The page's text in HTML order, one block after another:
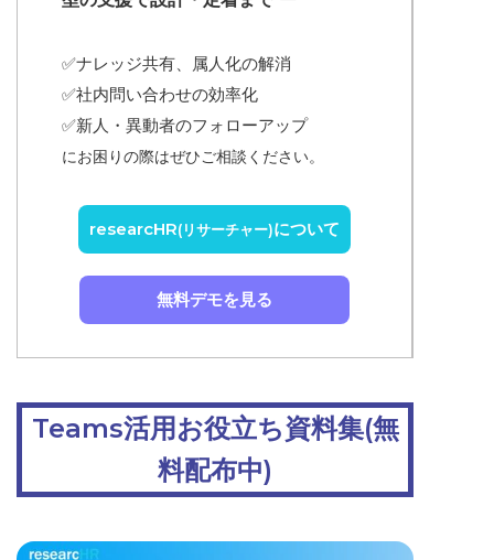
✅ナレッジ共有、属人化の解消
✅社内問い合わせの効率化
✅新人・異動者のフォローアップ
にお困りの際はぜひご相談ください。
researcHR(リサーチャー)について
無料デモを見る
Teams活用お役立ち資料集(無
料配布中)